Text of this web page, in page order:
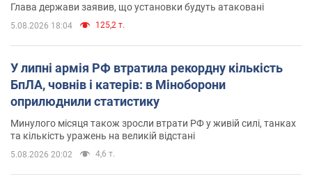
Глава держави заявив, що установки будуть атаковані
5.08.2026 18:04 125,2 т.
У липні армія РФ втратила рекордну кількість
БпЛА, човнів і катерів: в Міноборони
оприлюднили статистику
Минулого місяця також зросли втрати РФ у живій силі, танках
та кількість уражень на великій відстані
5.08.2026 20:02 4,6 т.